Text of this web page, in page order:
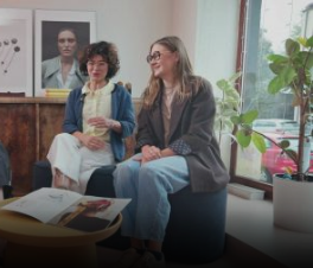
Mody polskie